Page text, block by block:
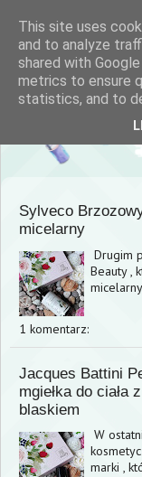
Sylveco
micelarny
Drugim
Beauty ,
1 komentarz:
Jacques Battini
mgiełka do ciała
blaskiem
W
marki ,
This site uses
and to analyze
shared with
metrics to ensure
statistics, and to